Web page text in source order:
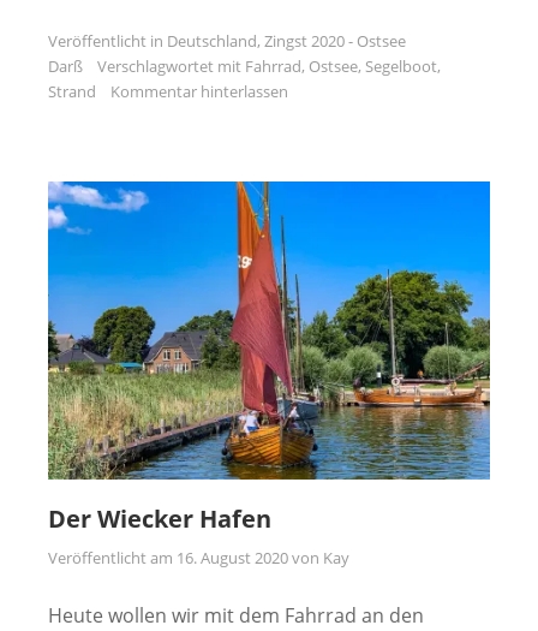
Veröffentlicht in Deutschland, Zingst 2020 - Ostsee
Darß
Verschlagwortet mit Fahrrad, Ostsee, Segelboot,
Strand
Kommentar hinterlassen
Der Wiecker Hafen
Veröffentlicht am 16. August 2020von Kay
Heute wollen wir mit dem Fahrrad an den